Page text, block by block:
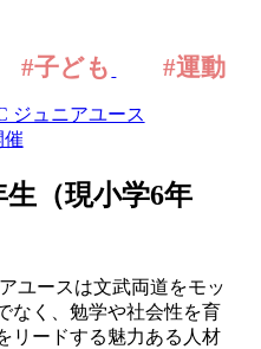
#子ども #運動
生（現小学6年
ユースは文武両道をモッ
なく、勉学や社会性を育
リードする魅力ある人材